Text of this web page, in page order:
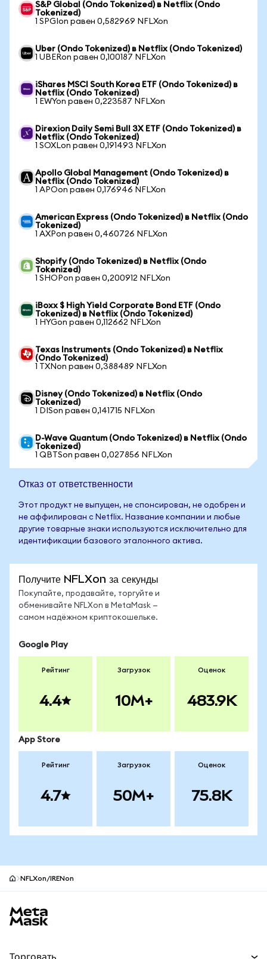
S&P Global (Ondo Tokenized) в Netflix (Ondo
Tokenized)
1 SPGIon равен 0,582969 NFLXon
Uber (Ondo Tokenized) в Netflix (Ondo Tokenized)
1 UBERon равен 0,100187 NFLXon
iShares MSCI South Korea ETF (Ondo Tokenized) в
Netflix (Ondo Tokenized)
1 EWYon равен 0,223587 NFLXon
Direxion Daily Semi Bull 3X ETF (Ondo Tokenized) в
Netflix (Ondo Tokenized)
1 SOXLon равен 0,191493 NFLXon
Apollo Global Management (Ondo Tokenized) в
Netflix (Ondo Tokenized)
1 APOon равен 0,176946 NFLXon
American Express (Ondo Tokenized) в Netflix (Ondo
Tokenized)
1 AXPon равен 0,460726 NFLXon
Shopify (Ondo Tokenized) в Netflix (Ondo
Tokenized)
1 SHOPon равен 0,200912 NFLXon
iBoxx $ High Yield Corporate Bond ETF (Ondo
Tokenized) в Netflix (Ondo Tokenized)
1 HYGon равен 0,112662 NFLXon
Texas Instruments (Ondo Tokenized) в Netflix
(Ondo Tokenized)
1 TXNon равен 0,388489 NFLXon
Disney (Ondo Tokenized) в Netflix (Ondo
Tokenized)
1 DISon равен 0,141715 NFLXon
D-Wave Quantum (Ondo Tokenized) в Netflix (Ondo
Tokenized)
1 QBTSon равен 0,027856 NFLXon
Отказ от ответственности
Этот продукт не выпущен, не спонсирован, не одобрен и
не аффилирован с Netflix. Название компании и любые
другие товарные знаки используются исключительно для
идентификации базового эталонного актива.
Получите NFLXon за секунды
Покупайте, продавайте, торгуйте и
обменивайте NFLXon в MetaMask —
самом надёжном криптокошельке.
Google Play
Рейтинг
4.4
Загрузок
10M+
Оценок
483.9K
App Store
Рейтинг
4.7
Загрузок
50M+
Оценок
75.8K
NFLXon/IRENon
Торговать